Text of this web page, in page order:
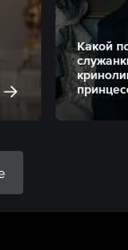
Какой